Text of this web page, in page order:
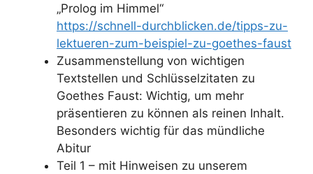
„Prolog im Himmel“
https://schnell-durchblicken.de/tipps-zu-
lektueren-zum-beispiel-zu-goethes-faust
Zusammenstellung von wichtigen
Textstellen und Schlüsselzitaten zu
Goethes Faust: Wichtig, um mehr
präsentieren zu können als reinen Inhalt.
Besonders wichtig für das mündliche
Abitur
Teil 1 – mit Hinweisen zu unserem